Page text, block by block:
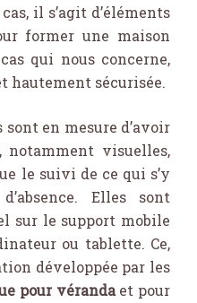
il s’agit d’éléments
former une maison
qui nous concerne,
hautement sécurisée.
en mesure d’avoir
notamment visuelles,
le suivi de ce qui s’y
Elles sont
sur le support mobile
ou tablette. Ce,
développée par les
pour vérandaet pour